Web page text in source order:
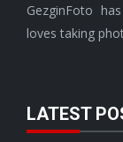
GezginFoto
loves taking
LATEST